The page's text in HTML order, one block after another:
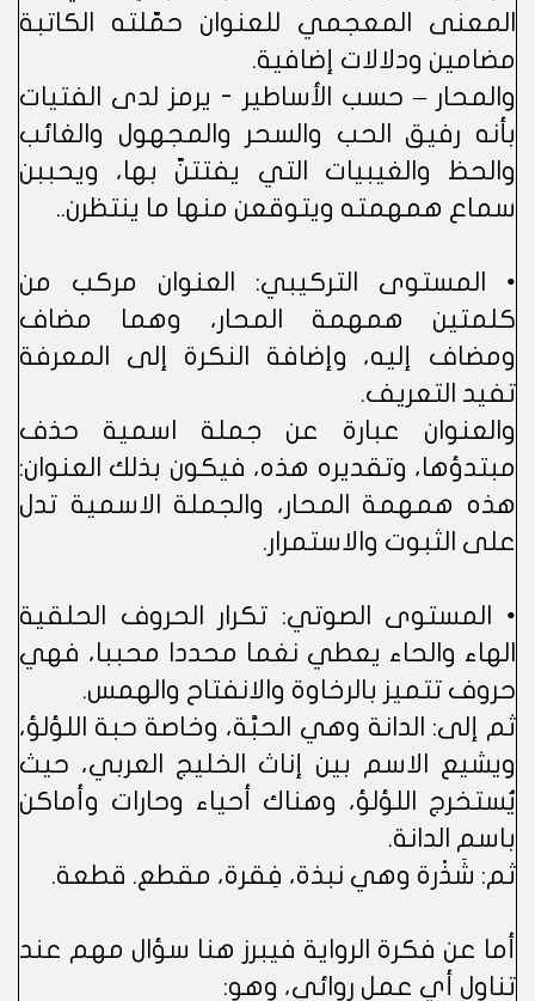
المعنى المعجمي للعنوان حمّلته الكاتبة
مضامين ودلالات إضافية.
والمحار – حسب الأساطير - يرمز لدى الفتيات
بأنه رفيق الحب والسحر والمجهول والغائب
والحظ والغيبيات التي يفتتنّ بها، ويحببن
سماع همهمته ويتوقعن منها ما ينتظرن..
• المستوى التركيبي: العنوان مركب من
كلمتين همهمة المحار، وهما مضاف
ومضاف إليه، وإضافة النكرة إلى المعرفة
تفيد التعريف.
والعنوان عبارة عن جملة اسمية حذف
مبتدؤها، وتقديره هذه، فيكون بذلك العنوان:
هذه همهمة المحار، والجملة الاسمية تدل
على الثبوت والاستمرار.
• المستوى الصوتي: تكرار الحروف الحلقية
الهاء والحاء يعطي نغما محددا محببا، فهي
حروف تتميز بالرخاوة والانفتاح والهمس.
ثم إلى: الدانة وهي الحبَّة، وخاصة حبة اللؤلؤ،
ويشيع الاسم بين إناث الخليج العربي، حيث
يُستخرج اللؤلؤ، وهناك أحياء وحارات وأماكن
باسم الدانة.
ثم: شَذْرة وهي نبذة، فِقرة، مقطع. قطعة.
أما عن فكرة الرواية فيبرز هنا سؤال مهم عند
تناول أي عمل روائي، وهو: